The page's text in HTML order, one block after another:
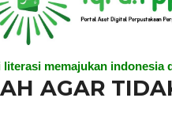
literasi memajukan indonesia
AGAR